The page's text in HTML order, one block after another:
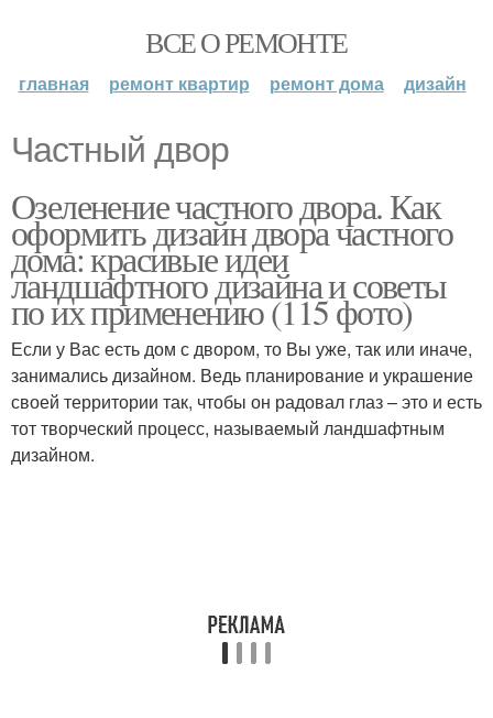
ВСЕ О РЕМОНТЕ
главная ремонт квартир ремонт дома дизайн
Частный двор
Озеленение частного двора. Как
оформить дизайн двора частного
дома: красивые идеи
ландшафтного дизайна и советы
по их применению (115 фото)
Если у Вас есть дом с двором, то Вы уже, так или иначе,
занимались дизайном. Ведь планирование и украшение
своей территории так, чтобы он радовал глаз – это и есть
тот творческий процесс, называемый ландшафтным
дизайном.